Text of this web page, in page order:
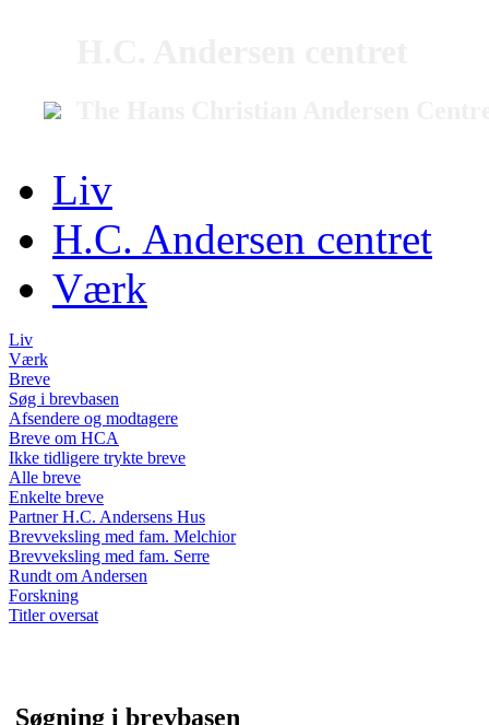
Liv
H.C. Andersen centret
Værk
Liv
Værk
Breve
Søg i brevbasen
Afsendere og modtagere
Breve om HCA
Ikke tidligere trykte breve
Alle breve
Enkelte breve
Partner H.C. Andersens Hus
Brevveksling med fam. Melchior
Brevveksling med fam. Serre
Rundt om Andersen
Forskning
Titler oversat
Søgning i brevbasen